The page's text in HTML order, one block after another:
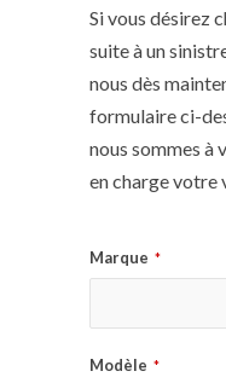
Si vous désirez
suite à un
nous dès
formulaire ci-
nous sommes à
en charge votre
Marque *
Modèle *